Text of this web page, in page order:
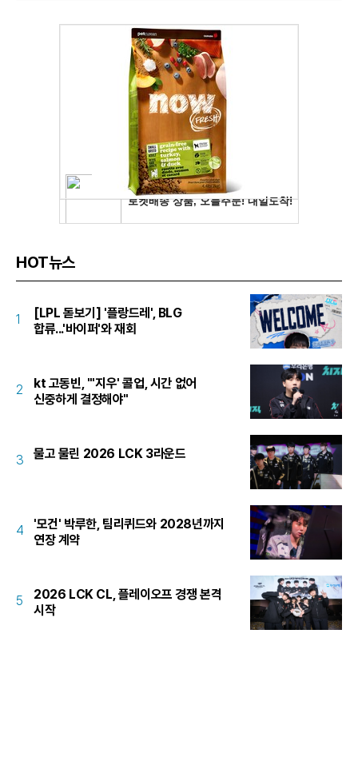
HOT뉴스
1
[LPL 돋보기] '플랑드레', BLG
합류...'바이퍼'와 재회
2
kt 고동빈, "'지우' 콜업, 시간 없어
신중하게 결정해야"
3 물고 물린 2026 LCK 3라운드
4
'모건' 박루한, 팀리퀴드와 2028년까지
연장 계약
5
2026 LCK CL, 플레이오프 경쟁 본격
시작